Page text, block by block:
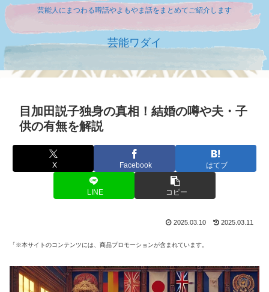
芸能人にまつわる噂話やよもやま話をまとめてご紹介します
芸能ワダイ
目加田説子独身の真相！結婚の噂や夫・子
供の有無を解説
X Facebook はてブ
LINE コピー
2025.03.10 2025.03.11
「※本サイトのコンテンツには、商品プロモーションが含まれています。